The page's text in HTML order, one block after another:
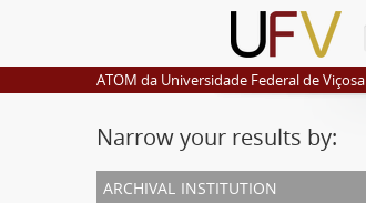
ATOM da Universidade Federal de Viçosa
Narrow your results by:
archival institution